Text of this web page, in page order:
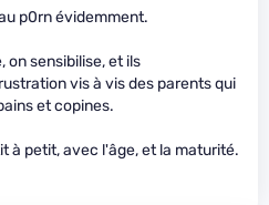
p0rn évidemment.
on sensibilise, et ils
vis à vis des parents qui
et copines.
à petit, avec l'âge, et la maturité.